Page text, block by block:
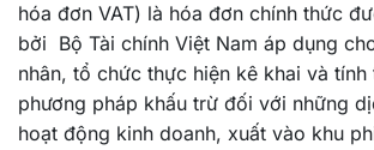
hóa đơn VAT) là hóa đơn chính thức
bởi Bộ Tài chính Việt Nam áp dụng
nhân, tổ chức thực hiện kê khai và tính
phương pháp khấu trừ đối với những
hoạt động kinh doanh, xuất vào khu